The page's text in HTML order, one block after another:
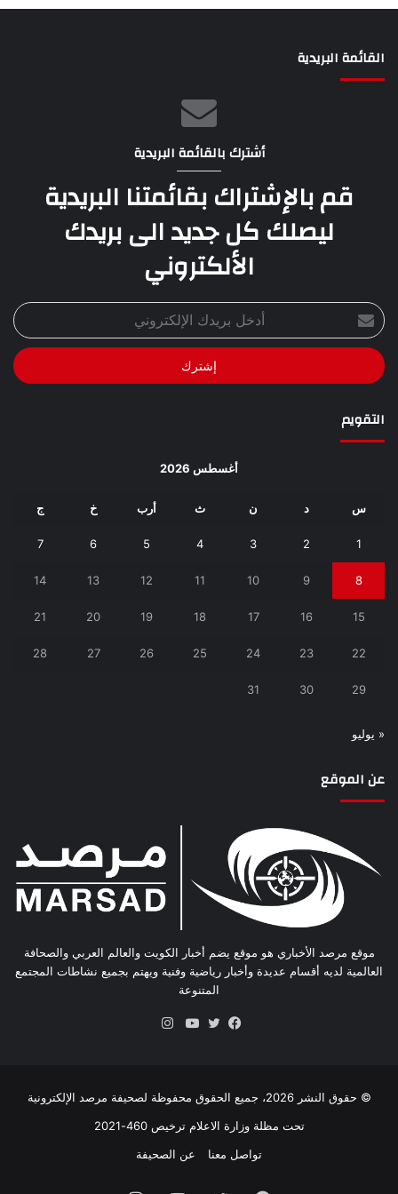
القائمة البريدية
أشترك بالقائمة البريدية
قم بالإشتراك بقائمتنا البريدية
ليصلك كل جديد الى بريدك
الألكتروني
أدخل
بريدك
الإلكتروني
التقويم
أغسطس 2026
س د ن ث أرب خ ج
1
2
3
4
5
6
7
8
9
10
11
12
13
14
15
16
17
18
19
20
21
22
23
24
25
26
27
28
29
30
31
« يوليو
عن الموقع
موقع مرصد الأخباري هو موقع يضم أخبار الكويت والعالم العربي والصحافة
العالمية لديه أقسام عديدة وأخبار رياضية وفنية ويهتم بجميع نشاطات المجتمع
المتنوعة
© حقوق النشر 2026، جميع الحقوق محفوظة لصحيفة مرصد الإلكترونية
تحت مظلة وزارة الاعلام ترخيص 460-2021
تواصل معنا
عن الصحيفة